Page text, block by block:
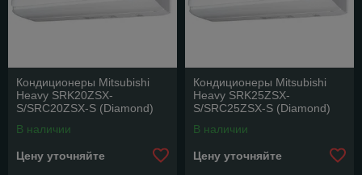
Кондиционеры Mitsubishi
Heavy SRK20ZSX-
S/SRC20ZSX-S (Diamond)
В наличии
Цену уточняйте
Кондиционеры Mitsubishi
Heavy SRK25ZSX-
S/SRC25ZSX-S (Diamond)
В наличии
Цену уточняйте